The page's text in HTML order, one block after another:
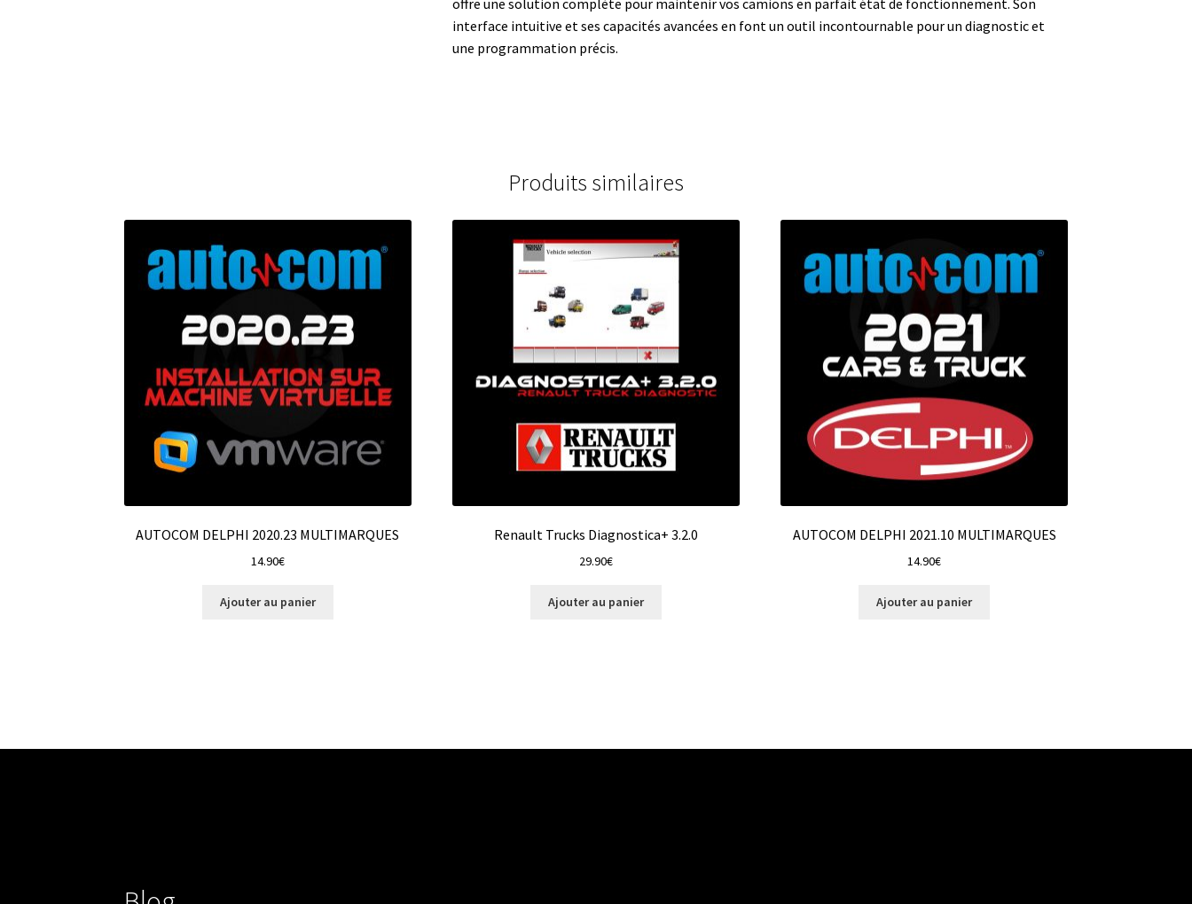
interface intuitive et ses capacités avancées en font un outil incontournable pour un diagnostic et
une programmation précis.
Produits similaires
AUTOCOM DELPHI 2020.23 MULTIMARQUES
14.90€
Ajouter au panier
Renault Trucks Diagnostica+ 3.2.0
29.90€
Ajouter au panier
AUTOCOM DELPHI 2021.10 MULTIMARQUES
14.90€
Ajouter au panier